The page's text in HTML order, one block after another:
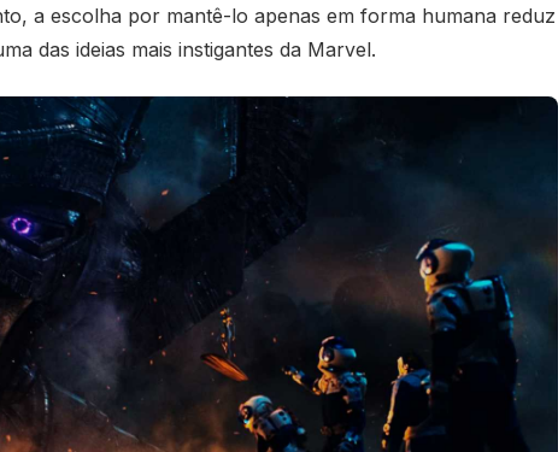
a escolha por mantê-lo apenas em forma humana reduz
das ideias mais instigantes da Marvel.